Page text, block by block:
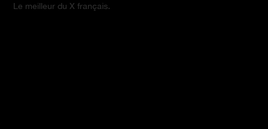
Le meilleur du X français.